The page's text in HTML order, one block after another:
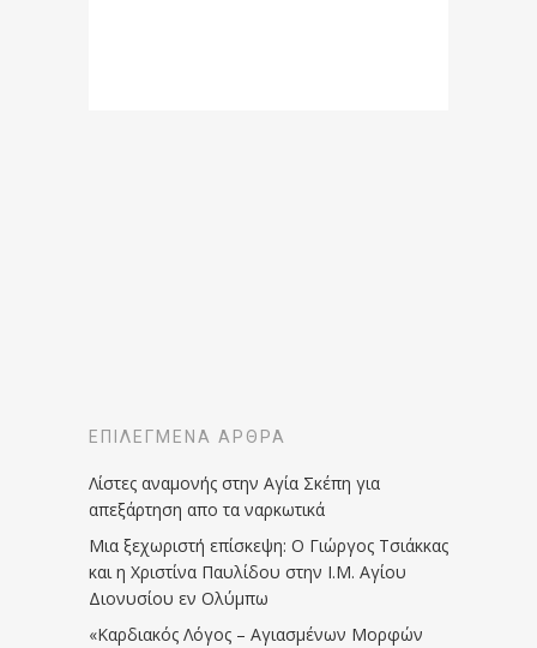
ΕΠΙΛΕΓΜΈΝΑ ΆΡΘΡΑ
Λίστες αναμονής στην Αγία Σκέπη για
απεξάρτηση απο τα ναρκωτικά
Μια ξεχωριστή επίσκεψη: Ο Γιώργος Τσιάκκας
και η Χριστίνα Παυλίδου στην Ι.Μ. Αγίου
Διονυσίου εν Ολύμπω
«Καρδιακός Λόγος – Αγιασμένων Μορφών